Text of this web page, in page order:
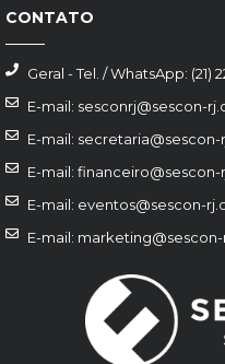
CONTATO
Geral - Tel. / WhatsApp: (21)
E-mail: sesconrj@sescon-
E-mail:
E-mail:
E-mail: eventos@sescon-
E-mail: